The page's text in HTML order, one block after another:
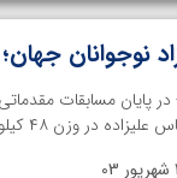
جهان؛ ۲ فینالیست ایران در ۵ وزن اول
وزن ۴۸ کیلوگرم و رضا افشار در وزن ۸۰ ...